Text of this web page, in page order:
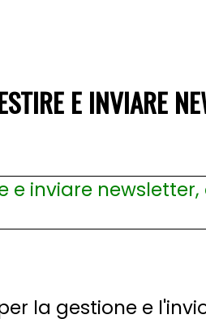
E INVIARE
la gestione e